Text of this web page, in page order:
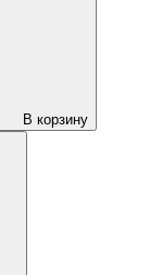
В корзину